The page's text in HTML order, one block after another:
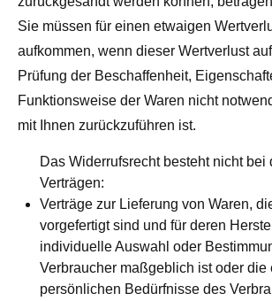
Sie müssen für einen etwaigen
aufkommen, wenn dieser Wertverlust
Prüfung der Beschaffenheit,
Funktionsweise der Waren nicht
mit Ihnen zurückzuführen ist.
Das Widerrufsrecht besteht nicht bei
Verträgen:
Verträge zur Lieferung von Waren,
vorgefertigt sind und für deren
individuelle Auswahl oder
Verbraucher maßgeblich ist oder die
persönlichen Bedürfnisse des